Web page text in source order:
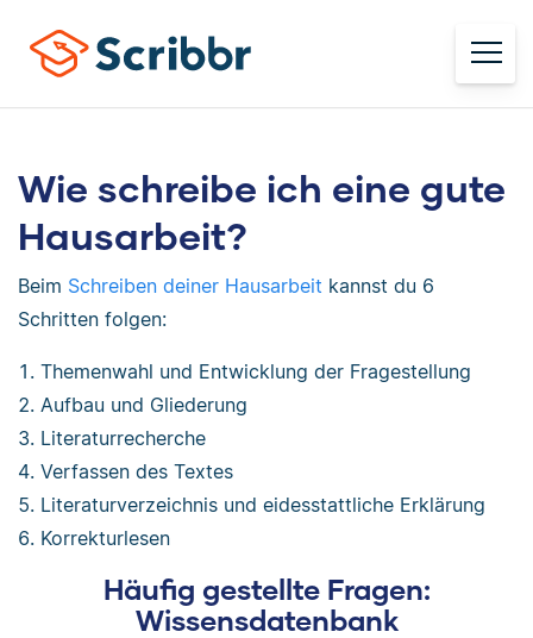
Wie schreibe ich eine gute
Hausarbeit?
Beim Schreiben deiner Hausarbeit kannst du 6
Schritten folgen:
Themenwahl und Entwicklung der Fragestellung
Aufbau und Gliederung
Literaturrecherche
Verfassen des Textes
Literaturverzeichnis und eidesstattliche Erklärung
Korrekturlesen
Häufig gestellte Fragen:
Wissensdatenbank